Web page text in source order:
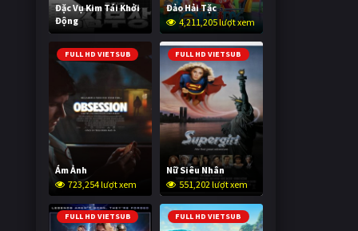
Đặc Vụ Kim Tái Khởi
Động
599,936 lượt xem
Đảo Hải Tặc
4,211,205 lượt xem
FULL HD VIETSUB
Ám Ảnh
723,254 lượt xem
FULL HD VIETSUB
Nữ Siêu Nhân
551,202 lượt xem
FULL HD VIETSUB FULL HD VIETSUB